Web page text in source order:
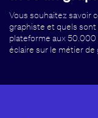
Vous souhaitez savoir
graphiste et quels sont
plateforme aux
éclaire sur le métier de